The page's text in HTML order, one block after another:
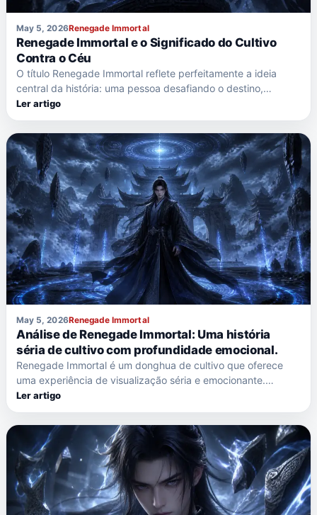
May 5, 2026Renegade Immortal
Renegade Immortal e o Significado do Cultivo
Contra o Céu
O título Renegade Immortal reflete perfeitamente a ideia
central da história: uma pessoa desafiando o destino,…
Ler artigo
May 5, 2026Renegade Immortal
Análise de Renegade Immortal: Uma história
séria de cultivo com profundidade emocional.
Renegade Immortal é um donghua de cultivo que oferece
uma experiência de visualização séria e emocionante.…
Ler artigo